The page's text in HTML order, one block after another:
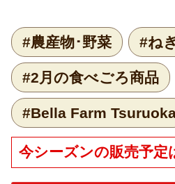
#農産物･野菜 #ね
#2月の食べごろ商品
#Bella Farm
今シーズンの販売予